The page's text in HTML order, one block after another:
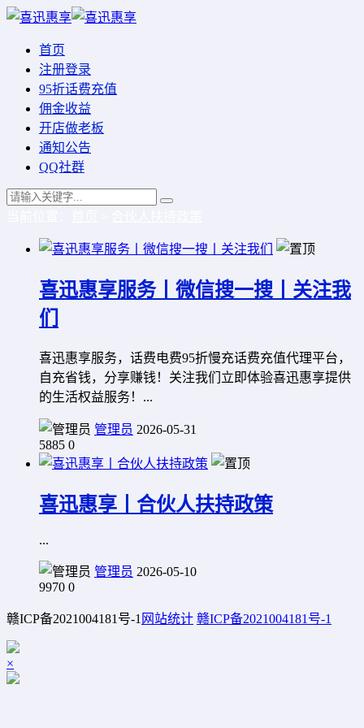
首页
注册登录
95折话费充值
佣金收益
开店做老板
通知公告
QQ社群
喜迅惠享服务丨微信搜一搜丨关注我
们
喜迅惠享服务，话费电费95折慢充话费充值代理平台，
自充省钱，分享赚钱！关注我们立即体验喜迅惠享提供
的生活权益服务！...
管理员 2026-05-31
5885 0
喜迅惠享丨合伙人扶持政策
...
管理员 2026-05-10
9970 0
赣ICP备2021004181号-1 网站统计 赣ICP备2021004181号-1
×